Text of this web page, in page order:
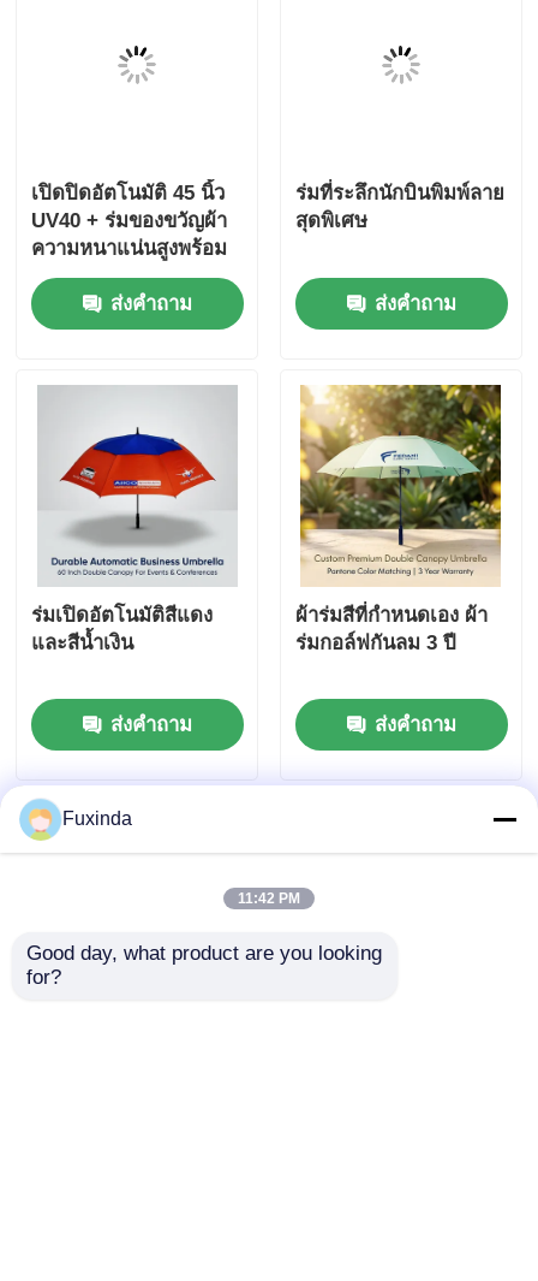
เปิดปิดอัตโนมัติ 45 นิ้ว
UV40 + ร่มของขวัญผ้า
ความหนาแน่นสูงพร้อม
พิมพ์โลโก้สกรีน
ส่งคำถาม
ร่มที่ระลึกนักบินพิมพ์ลาย
สุดพิเศษ
ส่งคำถาม
ร่มเปิดอัตโนมัติสีแดง
และสีน้ำเงิน
ส่งคำถาม
ผ้าร่มสีที่กําหนดเอง ผ้า
ร่มกอล์ฟกันลม 3 ปี
ส่งคำถาม
Fuxinda
11:42 PM
Good day, what product are you looking
for?